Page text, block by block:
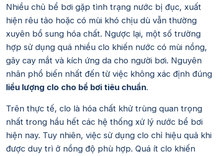
Nhiều chủ bể bơi gặp tình trạng nước bị đục, xuất
hiện rêu tảo hoặc có mùi khó chịu dù vẫn thường
xuyên bổ sung hóa chất. Ngược lại, một số trường
hợp sử dụng quá nhiều clo khiến nước có mùi nồng,
gây cay mắt và kích ứng da cho người bơi. Nguyên
nhân phổ biến nhất đến từ việc không xác định đúng
liều lượng clo cho bể bơi tiêu chuẩn.
Trên thực tế, clo là hóa chất khử trùng quan trọng
nhất trong hầu hết các hệ thống xử lý nước bể bơi
hiện nay. Tuy nhiên, việc sử dụng clo chỉ hiệu quả khi
được duy trì ở nồng độ phù hợp. Quá ít clo khiến